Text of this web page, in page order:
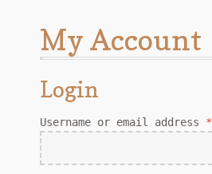
My Account
Login
Username or email address *